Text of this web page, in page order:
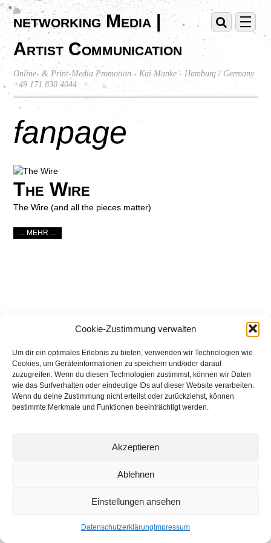
Cookie-Zustimmung verwalten
Um dir ein optimales Erlebnis zu bieten, verwenden wir Technologien wie
Cookies, um Geräteinformationen zu speichern und/oder darauf
zuzugreifen. Wenn du diesen Technologien zustimmst, können wir Daten
wie das Surfverhalten oder eindeutige IDs auf dieser Website verarbeiten.
Wenn du deine Zustimmung nicht erteilst oder zurückziehst, können
bestimmte Merkmale und Funktionen beeinträchtigt werden.
Akzeptieren
Ablehnen
Einstellungen ansehen
Datenschutzerklärung Impressum
networking Media |
Artist Communication
Online- & Print-Media Promotion - Kai Manke - Hamburg / Germany
+49 171 830 4044
fanpage
The Wire
The Wire (and all the pieces matter)
... MEHR ...
networking Media | Artist
Communication